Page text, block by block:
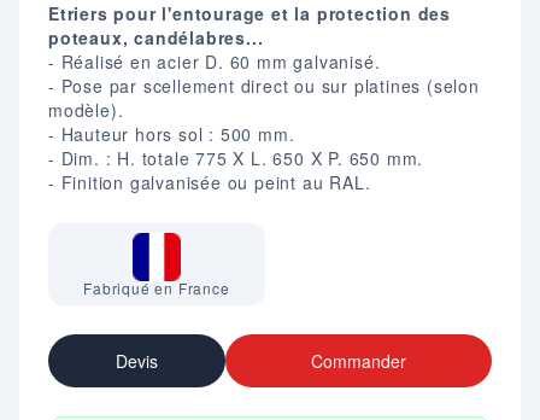
Etriers pour l'entourage et la protection des
poteaux, candélabres...
- Réalisé en acier D. 60 mm galvanisé.
- Pose par scellement direct ou sur platines (selon
modèle).
- Hauteur hors sol : 500 mm.
- Dim. : H. totale 775 X L. 650 X P. 650 mm.
- Finition galvanisée ou peint au RAL.
Fabriqué en France
Devis Commander